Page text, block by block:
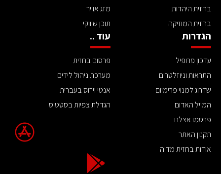
בחזית היהדות
בחזית המוזיקה
מזג אוויר
תוכן שיווקי
הגדרות
עדכון פרופיל
התראות וניוזלטרים
שדרוג למנוי פרימיום
המייל האדום
פרסמו אצלנו
תקנון האתר
אודות בחזית מדיה
עוד ..
פרסום בחזית
מערכת ניהול לידים
אנטי וירוס בעברית
הגדלת צפיות בסטטוס